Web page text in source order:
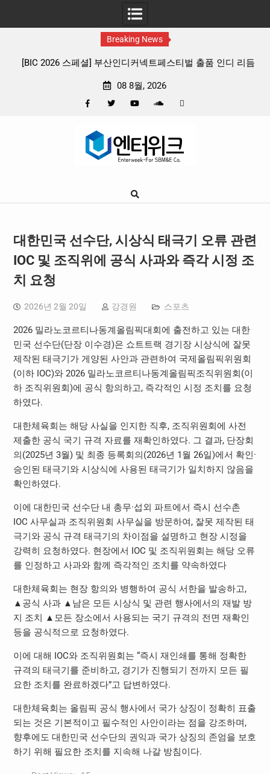
Breaking News
넥트페스티벌 출품 인디 리듬
판타지 케이팝 애니메이션 ‘고스
08 8월, 2026
Google
대한민국 선수단, 시상식 태극기 오류 관련
IOC 및 조직위에 공식 사과와 즉각 시정 조
치 요청
2026년 2월 20일 강경원 스포츠
2026 밀라노코르티나동계올림픽대회에 출전하고 있는 대한
민국 선수단(단장 이수경)은 쇼트트랙 경기장 시상식에 잘못
제작된 태극기가 게양된 사안과 관련하여 국제올림픽위원회
(이하 IOC)와 2026 밀라노코르티나동계올림픽조직위원회(이
하 조직위원회)에 공식 항의하고, 즉각적인 시정 조치를 요청
하였다.
대한체육회는 해당 사실을 인지한 직후, 조직위원회에 사전
제출한 공식 국기 규격 자료를 재확인하였다. 그 결과, 단장회
의(2025년 3월) 및 최종 등록회의(2026년 1월 26일)에서 확인·
승인된 태극기와 시상식에 사용된 태극기가 일치하지 않음을
확인하였다.
이에 대한민국 선수단 내 총무·섭외 파트에서 즉시 선수촌
IOC 사무실과 조직위원회 사무실을 방문하여, 잘못 제작된 태
극기와 공식 규격 태극기의 차이점을 설명하고 현장 시정을
강력히 요청하였다. 현장에서 IOC 및 조직위원회는 해당 오류
를 인정하고 사과와 함께 즉각적인 조치를 약속하였다
대한체육회는 현장 항의와 병행하여 공식 서한을 발송하고,
▲공식 사과 ▲남은 모든 시상식 및 관련 행사에서의 재발 방
지 조치 ▲모든 장소에서 사용되는 국기 규격의 전면 재확인
등을 공식적으로 요청하였다.
이에 대해 IOC와 조직위원회는 “즉시 재인쇄를 통해 정확한
규격의 태극기를 준비하고, 경기가 진행되기 전까지 모든 필
요한 조치를 완료하겠다”고 답변하였다.
대한체육회는 올림픽 공식 행사에서 국가 상징이 정확히 표출
되는 것은 기본적이고 필수적인 사안이라는 점을 강조하며,
향후에도 대한민국 선수단의 권익과 국가 상징의 존엄을 보호
하기 위해 필요한 조치를 지속해 나갈 방침이다.